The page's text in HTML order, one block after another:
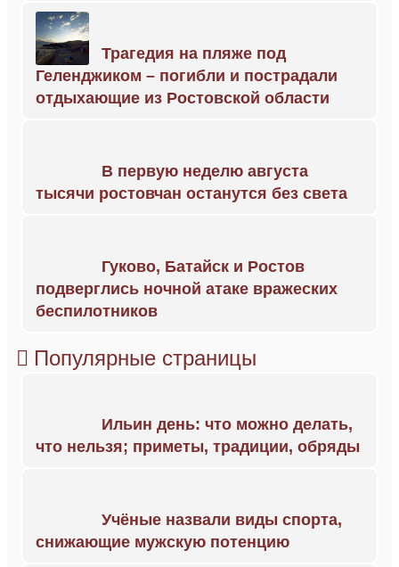
Трагедия на пляже под
Геленджиком – погибли и пострадали
отдыхающие из Ростовской области
В первую неделю августа
тысячи ростовчан останутся без света
Гуково, Батайск и Ростов
подверглись ночной атаке вражеских
беспилотников
Популярные страницы
Ильин день: что можно делать,
что нельзя; приметы, традиции, обряды
Учёные назвали виды спорта,
снижающие мужскую потенцию